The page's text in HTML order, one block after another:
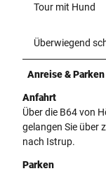
Tour mit Hund
Überwiegend
Anreise & Parken
Anfahrt
Über die B64 von
gelangen Sie über
nach Istrup.
Parken